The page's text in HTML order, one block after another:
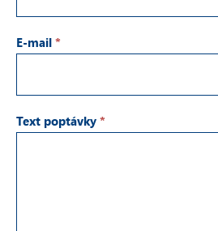
E-mail *
Text poptávky *